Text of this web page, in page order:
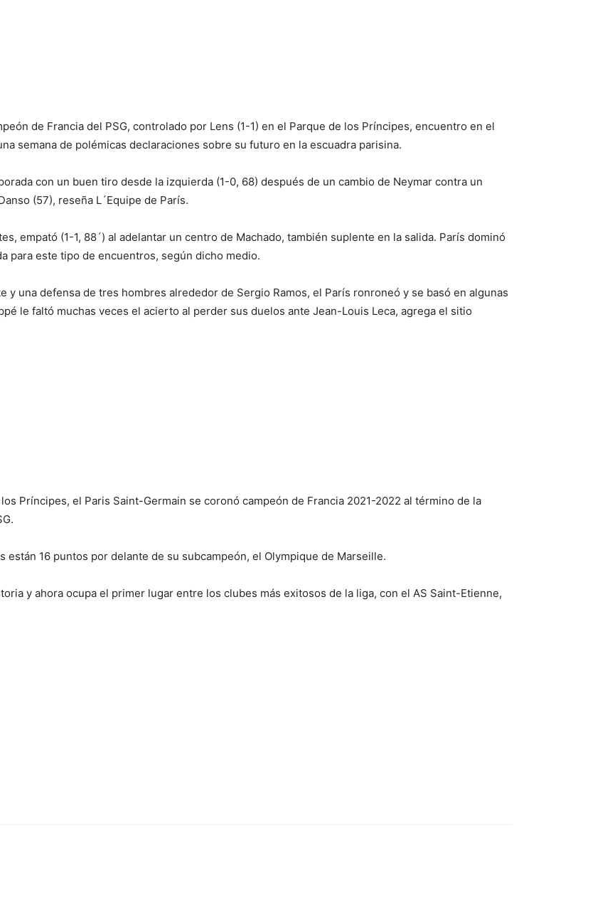
de Francia del PSG, controlado por Lens (1-1) en el Parque de los Príncipes, encuentro en el
semana de polémicas declaraciones sobre su futuro en la escuadra parisina.
con un buen tiro desde la izquierda (1-0, 68) después de un cambio de Neymar contra un
(57), reseña L´Equipe de París.
empató (1-1, 88´) al adelantar un centro de Machado, también suplente en la salida. París dominó
para este tipo de encuentros, según dicho medio.
y una defensa de tres hombres alrededor de Sergio Ramos, el París ronroneó y se basó en algunas
le faltó muchas veces el acierto al perder sus duelos ante Jean-Louis Leca, agrega el sitio
Príncipes, el Paris Saint-Germain se coronó campeón de Francia 2021-2022 al término de la
16 puntos por delante de su subcampeón, el Olympique de Marseille.
y ahora ocupa el primer lugar entre los clubes más exitosos de la liga, con el AS Saint-Etienne,